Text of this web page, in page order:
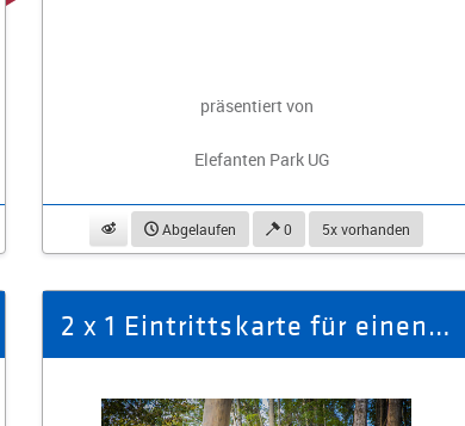
präsentiert von
Elefanten Park UG
beobachtenAbgelaufen 0 5x vorhanden
2 x 1 Eintrittskarte für einen Erwachsenen